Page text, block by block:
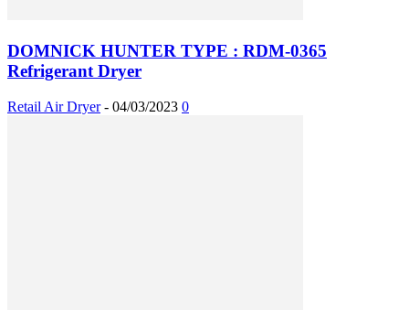
DOMNICK HUNTER TYPE : RDM-0365
Refrigerant Dryer
Retail Air Dryer - 04/03/2023 0